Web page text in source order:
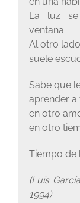
La luz
ventana.
Al otro
suele
Sabe que
aprender a
en otro
en otro
Tiempo de
(Luís
1994)